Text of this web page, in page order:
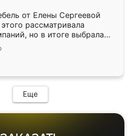
от Елены Сергеевой
рассматривала
но в итоге выбрала
условия, потом
всё спокойно объяснил
Изготовили в срок, с
на свое место без
Качеством осталась
так, как и ожидала.
Еще